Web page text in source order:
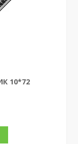
10*72